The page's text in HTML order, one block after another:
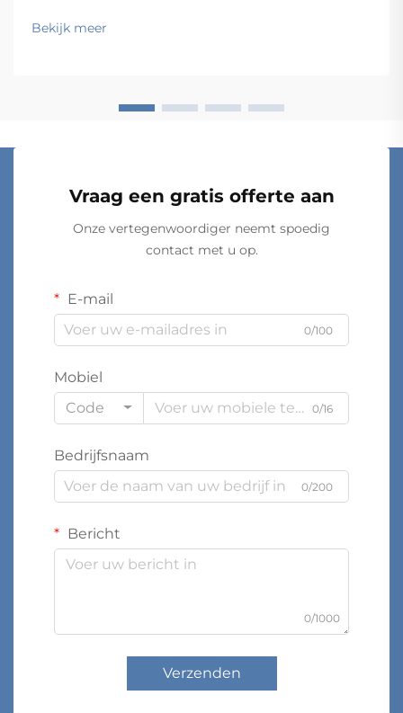
te garanderen. Professionele aannemers en
facilitymanagers weten dat een succesvolle installatie
Bekijk meer
Vraag een gratis offerte aan
Onze vertegenwoordiger neemt spoedig
contact met u op.
E-mail
0/100
Mobiel
Code
0/16
Bedrijfsnaam
0/200
Bericht
0/1000
Verzenden